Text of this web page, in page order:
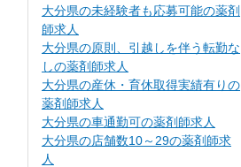
大分県の未経験者も応募可能の薬剤
師求人
大分県の原則、引越しを伴う転勤な
しの薬剤師求人
大分県の産休・育休取得実績有りの
薬剤師求人
大分県の車通勤可の薬剤師求人
大分県の店舗数10～29の薬剤師求
人